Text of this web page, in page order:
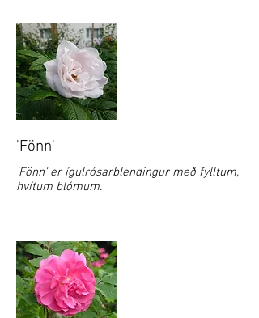
'Fönn'
'Fönn' er ígulrósarblendingur með fylltum,
hvítum blómum.